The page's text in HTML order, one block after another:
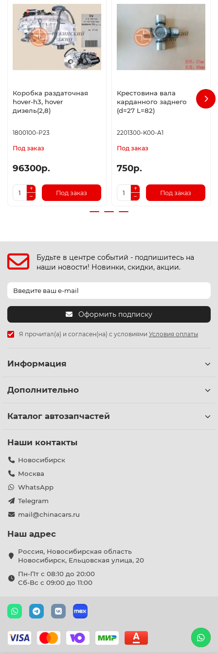
Коробка раздаточная
hover-h3, hover
дизель(2,8)
1800100-P23
Под заказ
96300р.
Под заказ
Крестовина вала
карданного заднего
(d=27 L=82)
2201300-K00-A1
Под заказ
750р.
Под заказ
Будьте в центре событий - подпишитесь на
наши новости! Новинки, скидки, акции.
Оформить подписку
Я прочитал(а) и согласен(на) с условиями Условия оплаты
Информация
Дополнительно
Каталог автозапчастей
Наши контакты
Новосибирск
Москва
WhatsApp
Telegram
mail@chinacars.ru
Наш адрес
Россия, Новосибирская область
Новосибирск, Ельцовская улица, 20
Пн-Пт с 08:10 до 20:00
Сб-Вс с 09:00 до 11:00